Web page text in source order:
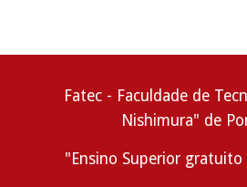
Fatec - Faculdade de
Nishimura" de
"Ensino Superior gratuito